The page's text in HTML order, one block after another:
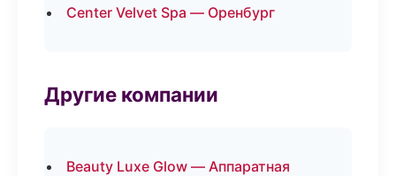
Center Velvet Spa — Оренбург
Другие компании
Beauty Luxe Glow — Аппаратная